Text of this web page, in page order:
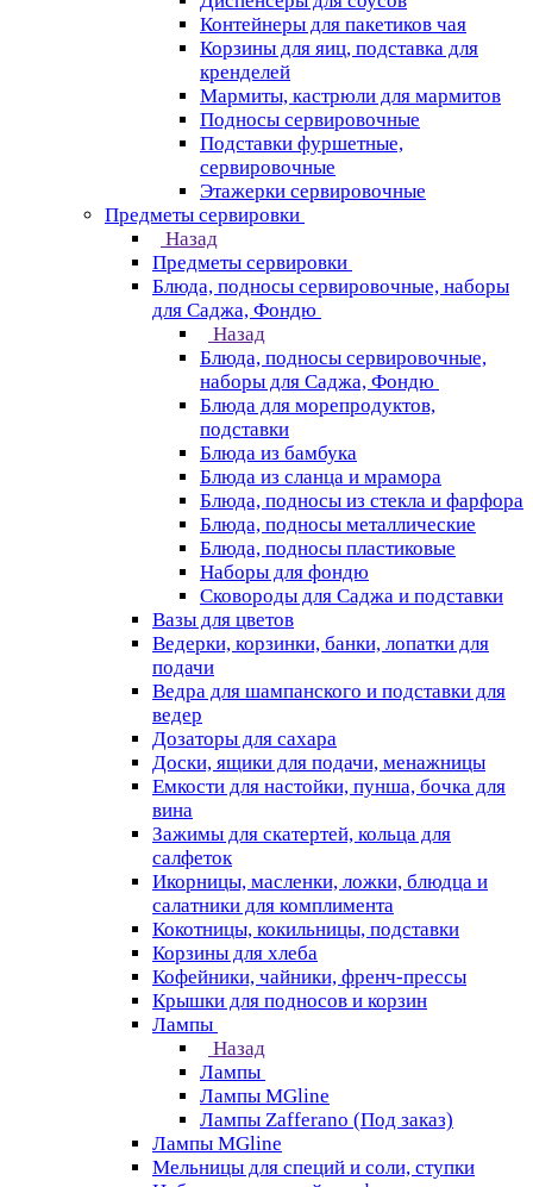
Контейнеры для пакетиков чая
Корзины для яиц, подставка для
кренделей
Мармиты, кастрюли для мармитов
Подносы сервировочные
Подставки фуршетные,
сервировочные
Этажерки сервировочные
Предметы сервировки
Назад
Предметы сервировки
Блюда, подносы сервировочные, наборы
для Саджа, Фондю
Назад
Блюда, подносы сервировочные,
наборы для Саджа, Фондю
Блюда для морепродуктов,
подставки
Блюда из бамбука
Блюда из сланца и мрамора
Блюда, подносы из стекла и фарфора
Блюда, подносы металлические
Блюда, подносы пластиковые
Наборы для фондю
Сковороды для Саджа и подставки
Вазы для цветов
Ведерки, корзинки, банки, лопатки для
подачи
Ведра для шампанского и подставки для
ведер
Дозаторы для сахара
Доски, ящики для подачи, менажницы
Емкости для настойки, пунша, бочка для
вина
Зажимы для скатертей, кольца для
салфеток
Икорницы, масленки, ложки, блюдца и
салатники для комплимента
Кокотницы, кокильницы, подставки
Корзины для хлеба
Кофейники, чайники, френч-прессы
Крышки для подносов и корзин
Лампы
Назад
Лампы
Лампы MGline
Лампы Zafferano (Под заказ)
Лампы MGline
Мельницы для специй и соли, ступки